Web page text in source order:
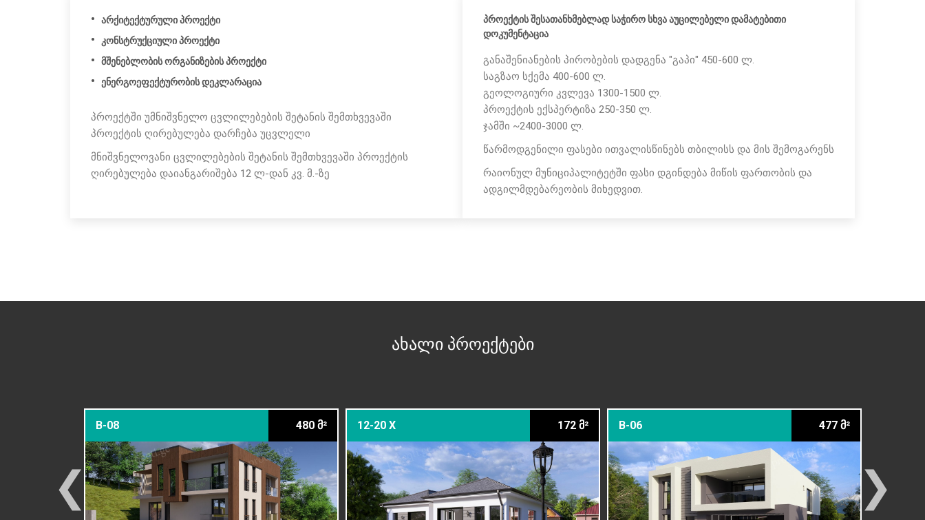
არქიტექტურული პროექტი
კონსტრუქციული პროექტი
მშენებლობის ორგანიზების პროექტი
ენერგოეფექტურობის დეკლარაცია
პროექტში უმნიშვნელო ცვლილებების შეტანის შემთხვევაში
პროექტის ღირებულება დარჩება უცვლელი
მნიშვნელოვანი ცვლილებების შეტანის შემთხვევაში პროექტის
ღირებულება დაიანგარიშება 12 ლ-დან კვ. მ.-ზე
პროექტის შესათანხმებლად საჭირო სხვა აუცილებელი დამატებითი
დოკუმენტაცია
განაშენიანების პირობების დადგენა "გაპი" 450-600 ლ.
საგზაო სქემა 400-600 ლ.
გეოლოგიური კვლევა 1300-1500 ლ.
პროექტის ექსპერტიზა 250-350 ლ.
ჯამში ~2400-3000 ლ.
წარმოდგენილი ფასები ითვალისწინებს თბილისს და მის შემოგარენს
რაიონულ მუნიციპალიტეტში ფასი დგინდება მიწის ფართობის და
ადგილმდებარეობის მიხედვით.
ახალი პროექტები
❮
B-08 480 მ² 12-20 X 172 მ² B-06 477 მ²
❯